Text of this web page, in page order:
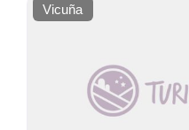
Vicuña